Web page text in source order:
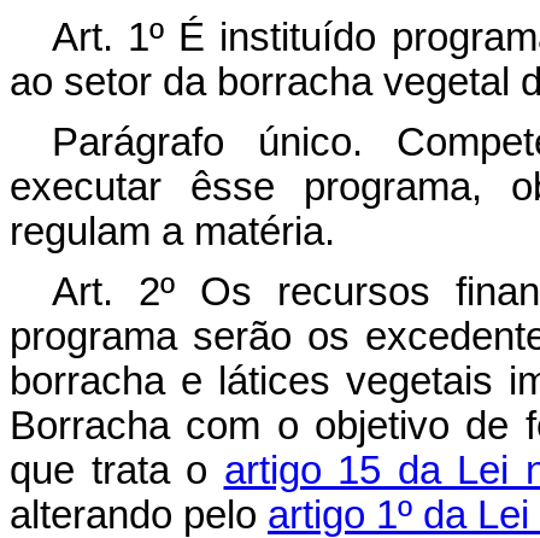
Art. 1º É instituído
ao setor da borracha vegetal
Parágrafo único.
executar êsse programa,
regulam a matéria.
Art. 2º Os recursos
programa serão os
borracha e látices vegetais
Borracha com o objetivo de
que trata o artigo 15 da Lei
alterando pelo artigo 1º da